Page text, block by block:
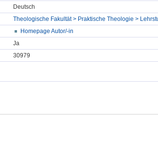
Deutsch
Theologische Fakultät > Praktische Theologie >
Homepage Autor/-in
Ja
30979